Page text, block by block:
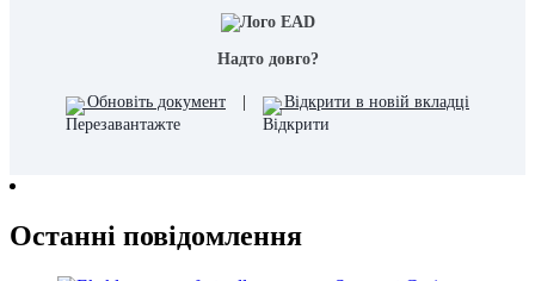
Надто довго?
Обновіть документ | Відкрити в новій вкладці
Останні повідомлення